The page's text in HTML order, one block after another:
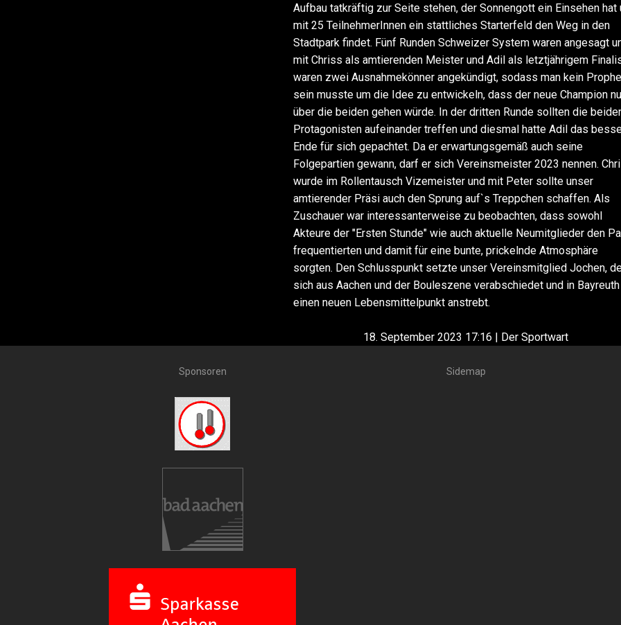
Aufbau tatkräftig zur Seite stehen, der Sonnengott ein Einsehen hat
mit 25 TeilnehmerInnen ein stattliches Starterfeld den Weg in den
Stadtpark findet. Fünf Runden Schweizer System waren angesagt
mit Chriss als amtierenden Meister und Adil als letztjährigem
waren zwei Ausnahmekönner angekündigt, sodass man kein
sein musste um die Idee zu entwickeln, dass der neue Champion
über die beiden gehen würde. In der dritten Runde sollten die
Protagonisten aufeinander treffen und diesmal hatte Adil das
Ende für sich gepachtet. Da er erwartungsgemäß auch seine
Folgepartien gewann, darf er sich Vereinsmeister 2023 nennen.
wurde im Rollentausch Vizemeister und mit Peter sollte unser
amtierender Präsi auch den Sprung auf`s Treppchen schaffen. Als
Zuschauer war interessanterweise zu beobachten, dass sowohl
Akteure der "Ersten Stunde" wie auch aktuelle Neumitglieder den
frequentierten und damit für eine bunte, prickelnde Atmosphäre
sorgten. Den Schlusspunkt setzte unser Vereinsmitglied Jochen,
sich aus Aachen und der Bouleszene verabschiedet und in Bayreuth
einen neuen Lebensmittelpunkt anstrebt.
18. September 2023 17:16 | Der Sportwart
Sponsoren Sidemap